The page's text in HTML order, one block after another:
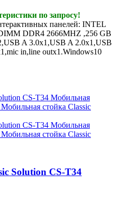
по запросу!
панелей: INTEL
DDR4 2666MHZ ,256 GB
A 3.0x1,USB A 2.0x1,USB
in,line outx1.Windows10
Solution CS-T34